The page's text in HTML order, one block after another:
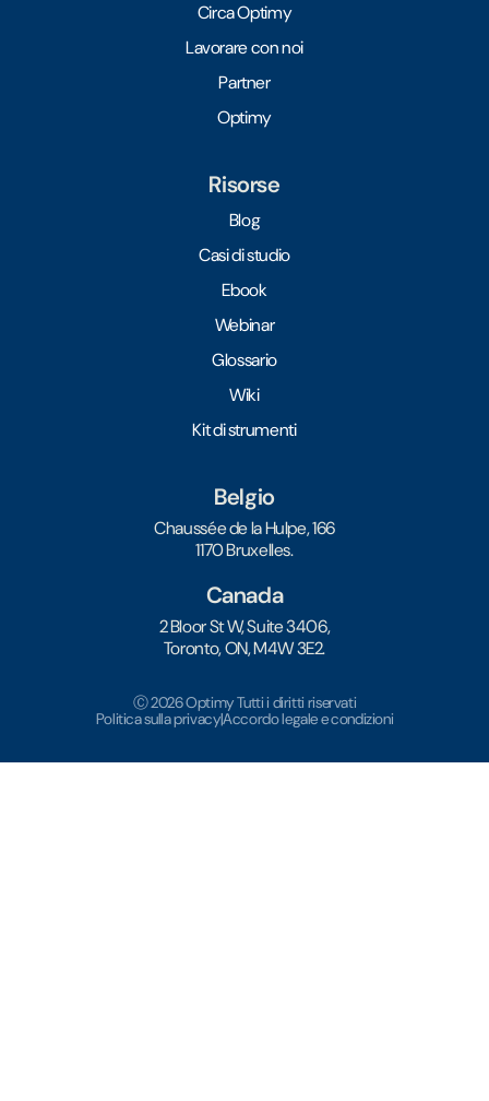
Circa Optimy
Lavorare con noi
Partner
Optimy
Risorse
Blog
Casi di studio
Ebook
Webinar
Glossario
Wiki
Kit di strumenti
Belgio
Chaussée de la Hulpe, 166
1170 Bruxelles.
Canada
2 Bloor St W, Suite 3406,
Toronto, ON, M4W 3E2.
Ⓒ 2026 Optimy Tutti i diritti riservati
Politica sulla privacy|Accordo legale e condizioni